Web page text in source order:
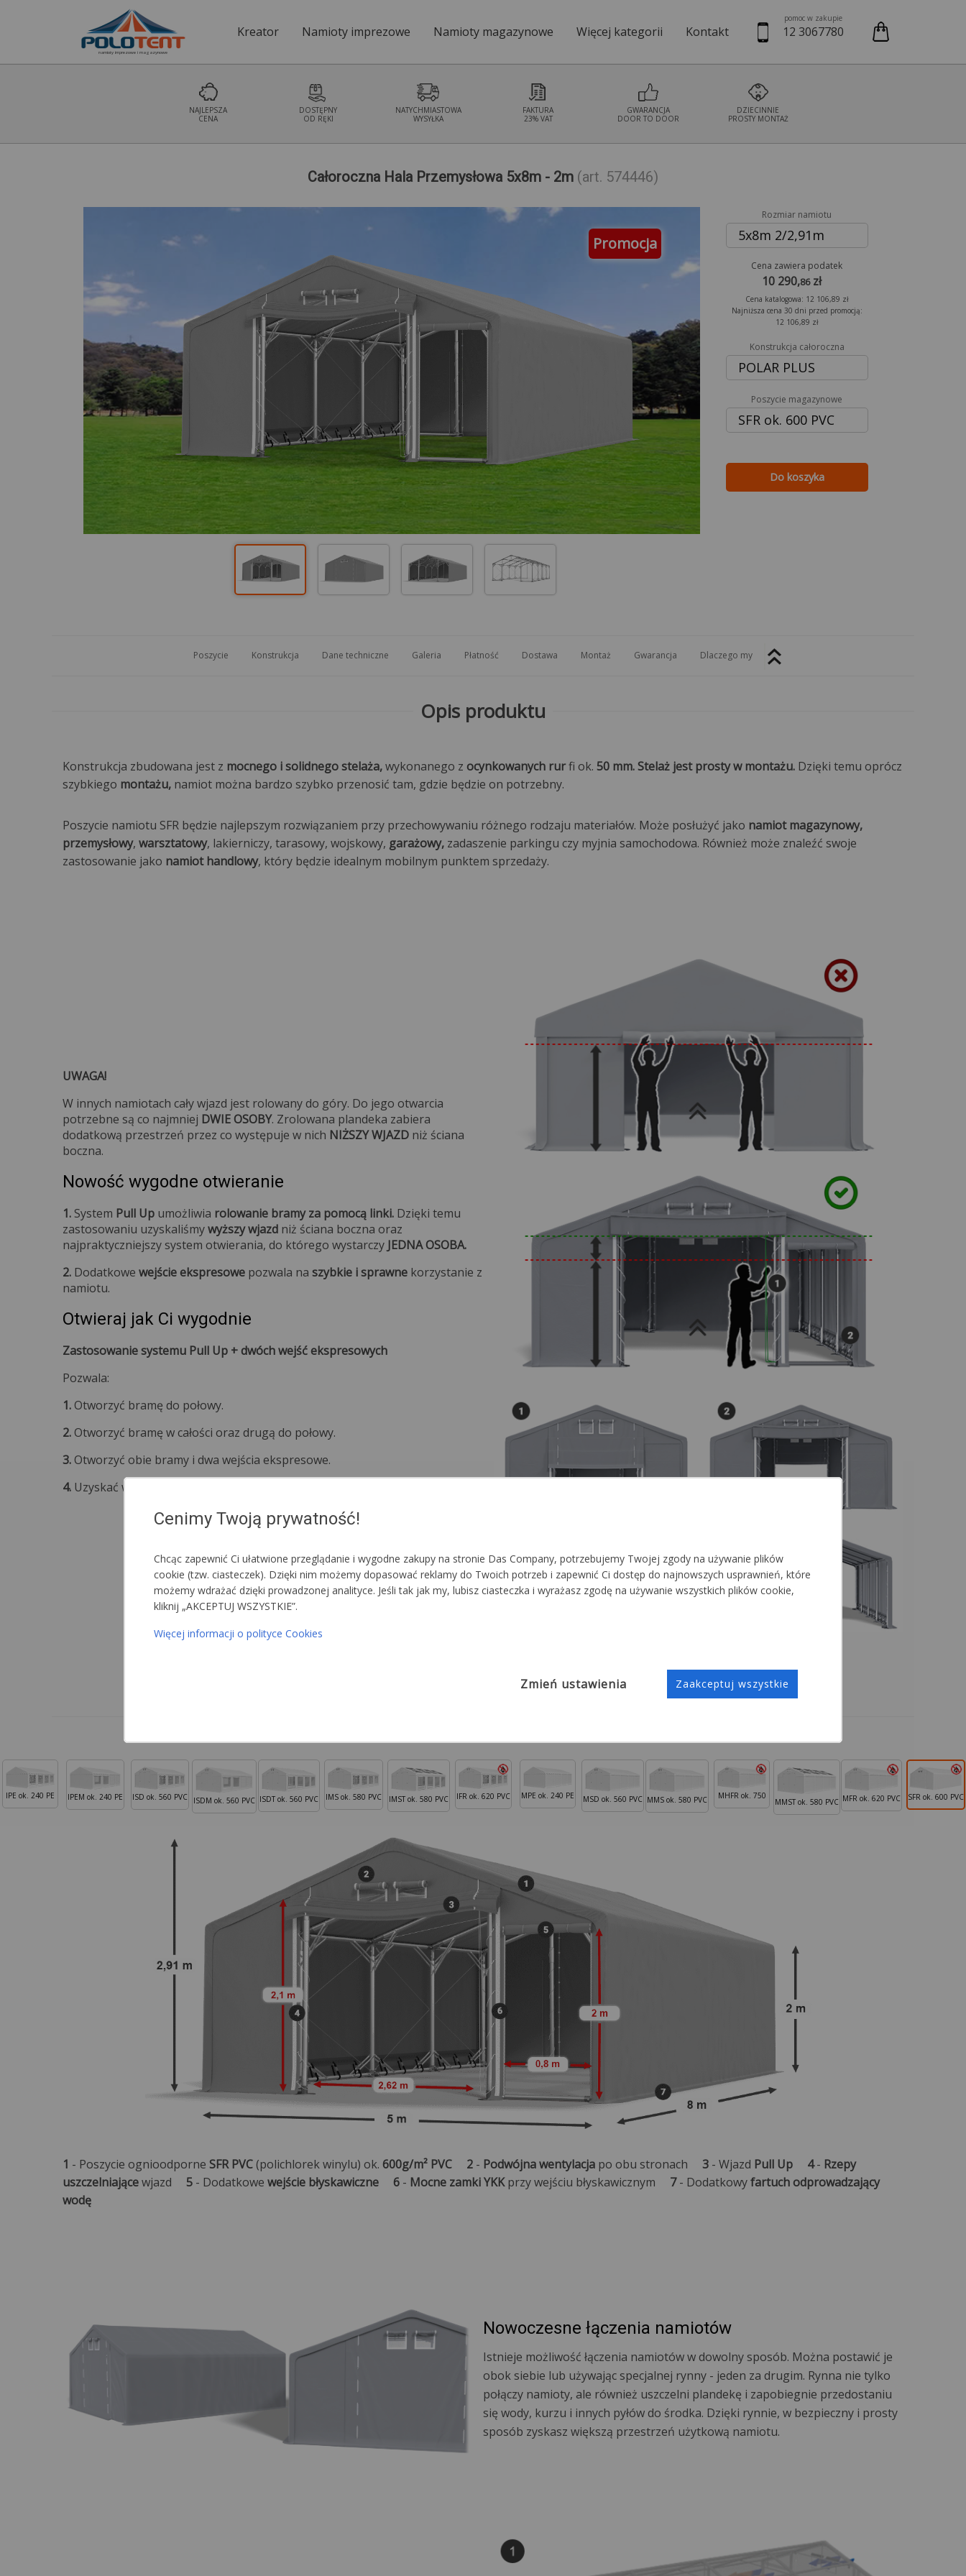
namioty imprezowe i magazynowe
Kreator Namioty imprezowe Namioty magazynowe Więcej kategorii
Namioty cateringowe
Kontakt
pomoc w zakupie
12 3067780
NAJLEPSZA
CENA
DOSTĘPNY
OD RĘKI
NATYCHMIASTOWA
WYSYŁKA
FAKTURA
23% VAT
GWARANCJA
DOOR TO DOOR
DZIECINNIE
PROSTY MONTAŻ
Całoroczna Hala Przemysłowa 5x8m - 2m (art. 574446)
Promocja
Rozmiar namiotu
5x8m 2/2,91m
Cena zawiera podatek
10 290,86 zł
Cena katalogowa: 12 106,89 zł
Najniższa cena 30 dni przed promocją:
12 106,89 zł
Konstrukcja całoroczna
POLAR PLUS
Poszycie magazynowe
SFR ok. 600 PVC
Poszycie Konstrukcja Dane techniczne Galeria Płatność Dostawa Montaż Gwarancja Dlaczego my
Opis produktu
Konstrukcja zbudowana jest z mocnego i solidnego stelaża,wykonanego z ocynkowanych rurfi ok. 50 mm. Stelaż jest prosty w montażu. Dzięki temu oprócz
szybkiego montażu, namiot można bardzo szybko przenosić tam, gdzie będzie on potrzebny.
Poszycie namiotu SFR będzie najlepszym rozwiązaniem przy przechowywaniu różnego rodzaju materiałów. Może posłużyć jako namiot magazynowy,
przemysłowy, warsztatowy, lakierniczy, tarasowy, wojskowy, garażowy, zadaszenie parkingu czy myjnia samochodowa. Również może znaleźć swoje
zastosowanie jako namiot handlowy, który będzie idealnym mobilnym punktem sprzedaży.
UWAGA!
W innych namiotach cały wjazd jest rolowany do góry. Do jego otwarcia
potrzebne są co najmniej DWIE OSOBY. Zrolowana plandeka zabiera
dodatkową przestrzeń przez co występuje w nich NIŻSZY WJAZD niż ściana
boczna.
Nowość wygodne otwieranie
1. System Pull Up umożliwia rolowanie bramy za pomocą linki. Dzięki temu
zastosowaniu uzyskaliśmywyższy wjazd niż ściana boczna oraz
najpraktyczniejszy system otwierania, do którego wystarczy JEDNA OSOBA.
2. Dodatkowe wejście ekspresowe pozwala na szybkie i sprawne korzystanie z
namiotu.
Otwieraj jak Ci wygodnie
Zastosowanie systemu Pull Up + dwóch wejść ekspresowych
Pozwala:
1.Otworzyć bramę do połowy.
2.Otworzyć bramę w całości oraz drugą do połowy.
3.Otworzyć obie bramy i dwa wejścia ekspresowe.
4. Uzyskać wjazd o pełnej szerokości namiotu.
IPE ok. 240 PE IPEM ok. 240 PE ISD ok. 560 PVC ISDM ok. 560 PVC ISDT ok. 560 PVC IMS ok. 580 PVC IMST ok. 580 PVC IFR ok. 620 PVC MPE ok. 240 PE MSD ok. 560 PVC MMS ok. 580 PVC MHFR ok. 750
MMST ok. 580 PVC MFR ok. 620 PVC SFR ok. 600 PVC
1 - Poszycie ognioodporne SFR PVC(polichlorek winylu) ok. 600g/m² PVC 2 - Podwójna wentylacja po obu stronach 3 - Wjazd Pull Up 4- Rzepy
uszczelniającewjazd 5 - Dodatkowe wejście błyskawiczne 6 - Mocne zamki YKKprzy wejściu błyskawicznym 7- Dodatkowyfartuch odprowadzający
wodę
Nowoczesne łączenia namiotów
Istnieje możliwość łączenia namiotów w dowolny sposób. Można postawić je
obok siebie lub używając specjalnej rynny - jeden za drugim. Rynna nie tylko
połączy namioty, ale również uszczelni plandekę i zapobiegnie przedostaniu
się wody, kurzu i innych pyłów do środka. Dzięki rynnie, w bezpieczny i prosty
sposób zyskasz większą przestrzeń użytkową namiotu.
Cenimy Twoją prywatność!
Chcąc zapewnić Ci ułatwione przeglądanie i wygodne zakupy na stronie Das Company, potrzebujemy Twojej zgody na używanie plików
cookie (tzw. ciasteczek). Dzięki nim możemy dopasować reklamy do Twoich potrzeb i zapewnić Ci dostęp do najnowszych usprawnień, które
możemy wdrażać dzięki prowadzonej analityce. Jeśli tak jak my, lubisz ciasteczka i wyrażasz zgodę na używanie wszystkich plików cookie,
kliknij „AKCEPTUJ WSZYSTKIE”.
Więcej informacji o polityce Cookies
Zmień ustawienia Zaakceptuj wszystkie